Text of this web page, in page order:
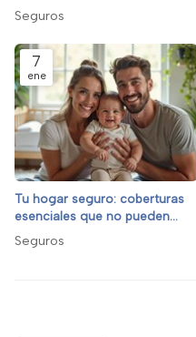
Seguros
7
ene
Tu hogar seguro: coberturas
esenciales que no pueden
faltar
Seguros